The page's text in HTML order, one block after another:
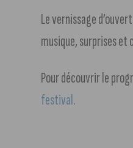
Le vernissage
musique, surprises et
Pour découvrir le
festival.